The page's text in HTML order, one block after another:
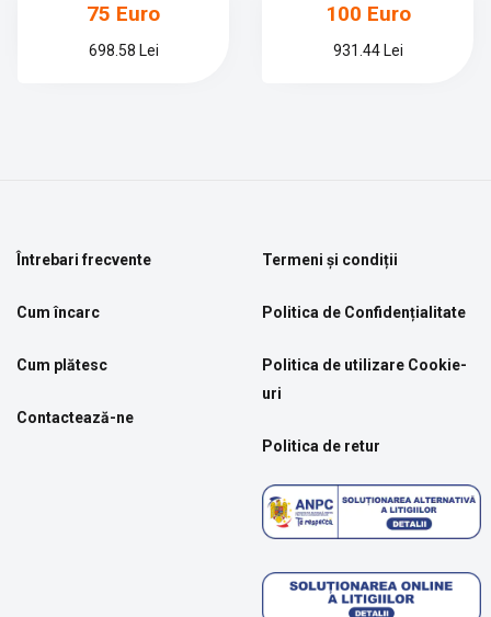
75 Euro
698.58 Lei
100 Euro
931.44 Lei
Întrebari frecvente
Cum încarc
Cum plătesc
Contactează-ne
Termeni și condiții
Politica de Confidențialitate
Politica de utilizare Cookie-
uri
Politica de retur